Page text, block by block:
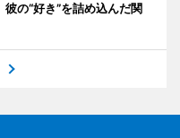
の“好き”を詰め込んだ関